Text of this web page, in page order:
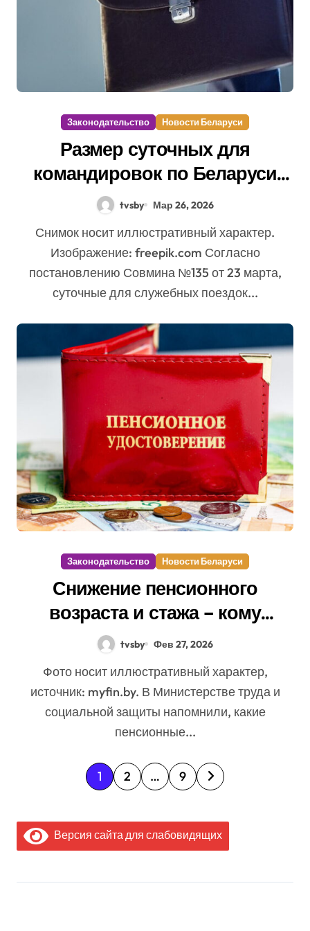
Законодательство Новости Беларуси
Размер суточных для
командировок по Беларуси
увеличился
tvsby Мар 26, 2026
Снимок носит иллюстративный характер.
Изображение: freepik.com Согласно
постановлению Совмина №135 от 23 марта,
суточные для служебных поездок...
Законодательство Новости Беларуси
Снижение пенсионного
возраста и стажа – кому
положено в Беларуси
tvsby Фев 27, 2026
Фото носит иллюстративный характер,
источник: myfin.by. В Министерстве труда и
социальной защиты напомнили, какие
пенсионные...
П
г
н
1 2 … 9
Версия сайта для слабовидящих